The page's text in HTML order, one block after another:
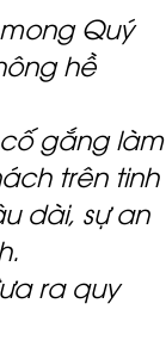
Quý
hề
gắng làm
trên tinh
dài, sự an
ra quy